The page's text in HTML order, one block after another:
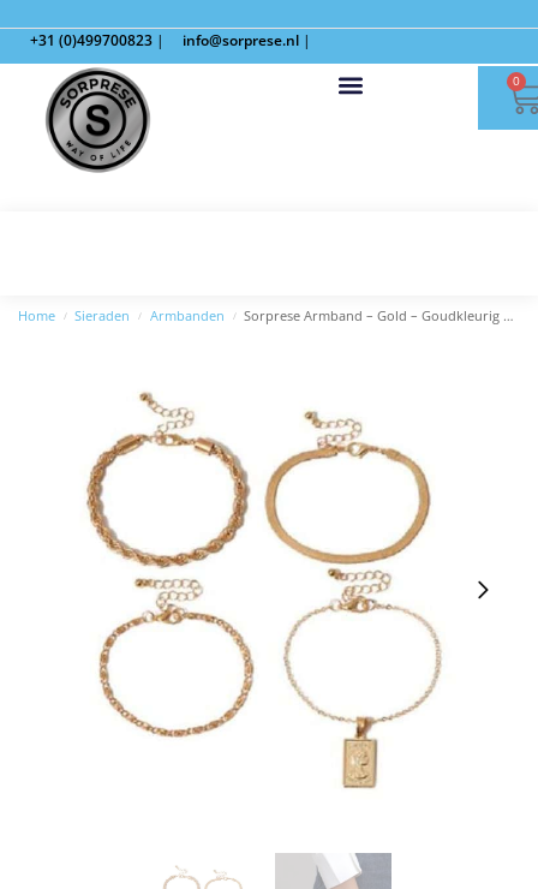
+31 (0)499700823 | info@sorprese.nl |
0
Home / Sieraden / Armbanden / Sorprese Armband – Gold – Goudkleurig – Model M